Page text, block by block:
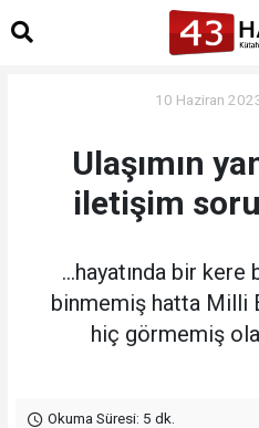
10 Haziran
Ulaşımın
iletişim
...hayatında bir kere
binmemiş hatta Milli
hiç görmemiş
Okuma Süresi: 5 dk.